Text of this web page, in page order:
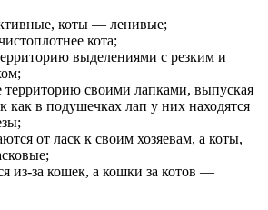
коты — ленивые;
кота;
выделениями с резким и
территорию своими лапками, выпуская
как в подушечках лап у них находятся
от ласк к своим хозяевам, а коты,
из-за кошек, а кошки за котов —